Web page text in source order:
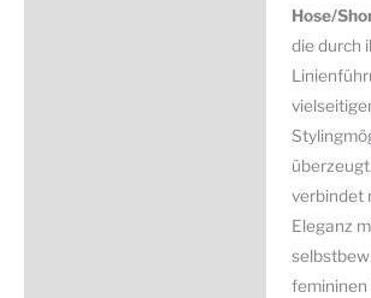
Hose/
die durch
verbindet
Eleganz
femininen